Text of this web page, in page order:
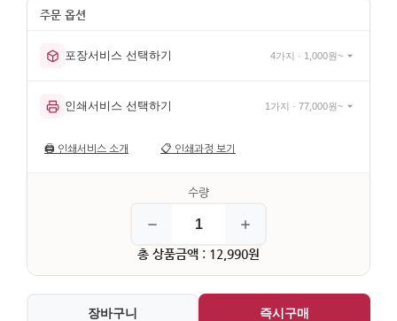
포장서비스 선택하기 4가지 · 1,000원~
인쇄서비스 선택하기 1가지 · 77,000원~
🖨️ 인쇄서비스 소개 📋 인쇄과정 보기
총 상품금액 : 12,990원
장바구니 즉시구매